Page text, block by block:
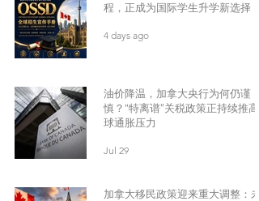
程，正成为国际学生升学新选择
4 days ago
油价降温，加拿大央行为何仍谨
慎？“特离谱”关税政策正持续推高
球通胀压力
Jul 29
加拿大移民政策迎来重大调整：未